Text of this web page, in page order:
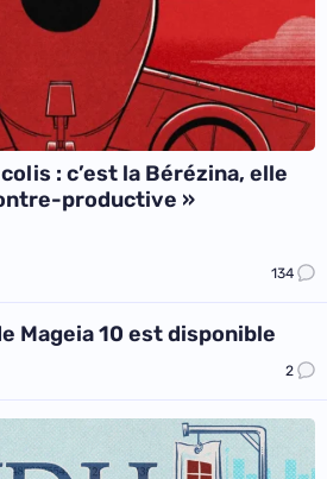
: c’est la Bérézina, elle
productive »
134
Mageia 10 est disponible
2